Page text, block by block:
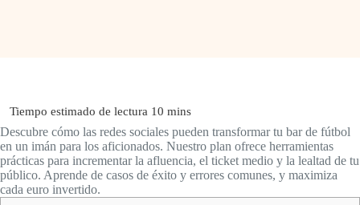
Descubre cómo las redes sociales pueden transformar tu bar de fútbol
en un imán para los aficionados. Nuestro plan ofrece herramientas
prácticas para incrementar la afluencia, el ticket medio y la lealtad de tu
público. Aprende de casos de éxito y errores comunes, y maximiza
cada euro invertido.